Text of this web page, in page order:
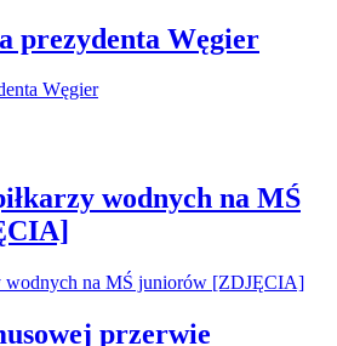
prezydenta Węgier
wodnych na MŚ
przerwie